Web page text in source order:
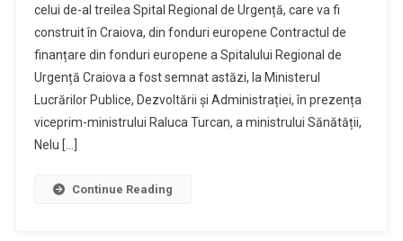
Finanțarea
Celui
De-
Al
Treilea
Spital
celui de-al treilea Spital Regional de Urgență, care va fi
construit în Craiova, din fonduri europene Contractul de
finanțare din fonduri europene a Spitalului Regional de
Urgență Craiova a fost semnat astăzi, la Ministerul
Lucrărilor Publice, Dezvoltării și Administrației, în prezența
viceprim-ministrului Raluca Turcan, a ministrului Sănătății,
Nelu […]
Continue Reading